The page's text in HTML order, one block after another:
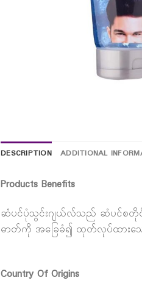
DESCRIPTION ADDITIONAL
Products Benefits
ဆံပင်ပုံသွင်းဂျယ်လ်သည် ဆံပင်စတိုင်လ်
ဓာတ်ကို အခြေခံ၍ ထုတ်လုပ်ထားသေ
Country Of Origins